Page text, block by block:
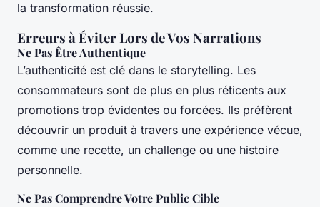
la transformation réussie.
Erreurs à Éviter Lors de Vos Narrations
Ne Pas Être Authentique
L’authenticité est clé dans le storytelling. Les
consommateurs sont de plus en plus réticents aux
promotions trop évidentes ou forcées. Ils préfèrent
découvrir un produit à travers une expérience vécue,
comme une recette, un challenge ou une histoire
personnelle.
Ne Pas Comprendre Votre Public Cible